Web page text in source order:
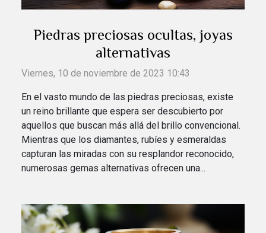
Piedras preciosas ocultas, joyas
alternativas
Viernes, 10 de noviembre de 2023 10:43
En el vasto mundo de las piedras preciosas, existe
un reino brillante que espera ser descubierto por
aquellos que buscan más allá del brillo convencional.
Mientras que los diamantes, rubíes y esmeraldas
capturan las miradas con su resplandor reconocido,
numerosas gemas alternativas ofrecen una...